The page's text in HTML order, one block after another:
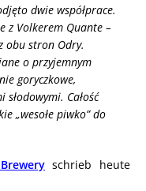
dwie współprace.
z Volkerem Quante –
obu stron Odry.
o przyjemnym
goryczkowe,
Całość
„wesołe piwko” do
schrieb heute